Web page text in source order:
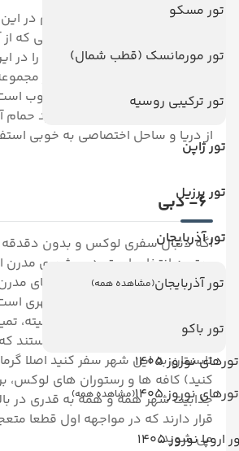
تور مسکو
تور مورمانسک (قطب شمال)
تور ترکیبی روسیه
تور ژاپن
تور برزیل
تور آذربایجان
تور آذربایجان(مشاهده همه)
تور باکو
تورهای نوروز 1405
تورهای نوروز 1405
(مشاهده همه)
اروپا نوروز 1405
استخرها و پارک آبی های آب گرم در این
حتما قبل از هر تصمیمی با آژانسی که از
میکنید چک کنید که چه خدماتی را در
می دهند و آیا استخر آب گرم در
خیر. هوا آنتالیا
گرم نیست و ممکن است نتوانید حمام
از دریا و ساحل اختصاصی به خوبی
6- دبی
اگه دنبال سفری لوکس و بدون
بهترین انتخاب است. دبی شهری مدرن
سفر به آن علاقه شما به شهر های
شود. اما باید بدانید که دبی شهری
کجا را مانند آن ندانید.تجربه مدرنیته،
(البته هتل ها به قدری مجهز هستند
تابستان به این شهر سفر کنید اصلا
کنید) کافه ها و رستوران های لوکس،
جذابیت شهر همه و همه به قدری در
قرار دارند که در مواجهه اول قطعا
می شوید.